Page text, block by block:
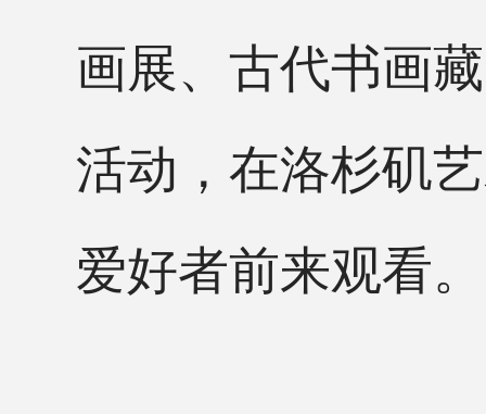
画展、古代书画
活动，在洛杉矶
爱好者前来观看。